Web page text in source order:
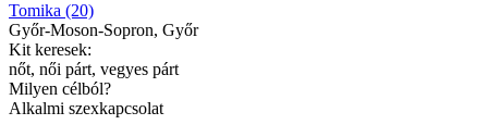
Tomika (20)
Győr-Moson-Sopron, Győr
Kit keresek:
nőt, női párt, vegyes párt
Milyen célból?
Alkalmi szexkapcsolat